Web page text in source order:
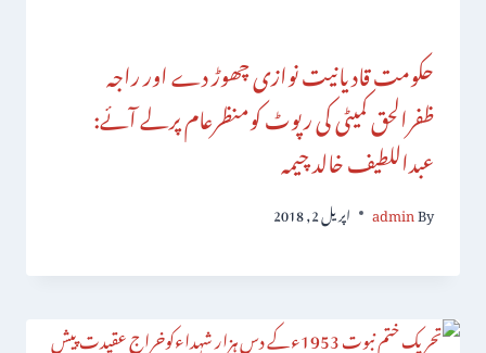
حکومت قادیانیت نوازی چھوڑ دے اور راجہ
ظفرالحق کمیٹی کی رپوٹ کومنظرعام پرلے آئے:
عبداللطیف خالد چیمہ
By
admin اپریل 2, 2018